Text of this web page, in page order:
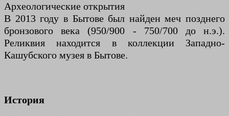
Археологические открытия
В 2013 году в Бытове был найден меч позднего
бронзового века (950/900 - 750/700 до н.э.).
Реликвия находится в коллекции Западно-
Кашубского музея в Бытове.
История